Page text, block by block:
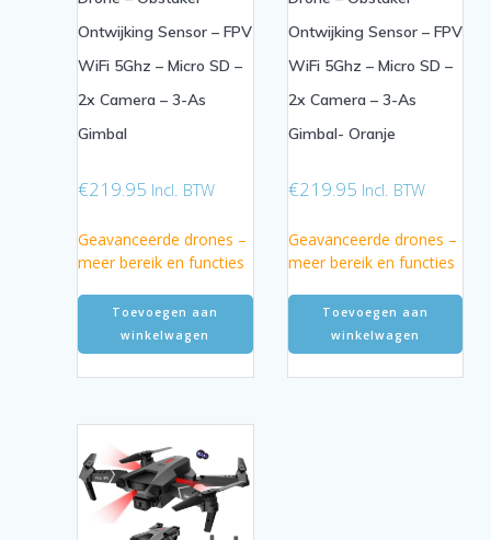
Ontwijking Sensor – FPV
WiFi 5Ghz – Micro SD –
2x Camera – 3-As
Gimbal
€219.95 Incl. BTW
Geavanceerde drones –
meer bereik en functies
Toevoegen aan
winkelwagen
Ontwijking Sensor – FPV
WiFi 5Ghz – Micro SD –
2x Camera – 3-As
Gimbal- Oranje
€219.95 Incl. BTW
Geavanceerde drones –
meer bereik en functies
Toevoegen aan
winkelwagen